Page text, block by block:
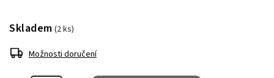
Skladem (2 ks)
Možnosti doručení